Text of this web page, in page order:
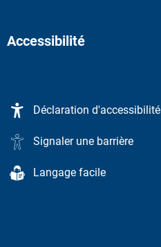
Accessibilité
Déclaration d'accessibilité
Signaler une barrière
Langage facile